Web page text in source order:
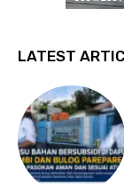
LATEST